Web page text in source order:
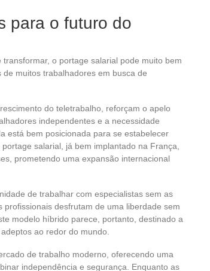
para o futuro do
o portage salarial pode muito bem
muitos trabalhadores em busca de
do teletrabalho, reforçam o apelo
independentes e a necessidade
está bem posicionada para se estabelecer
salarial, já bem implantado na França,
prometendo uma expansão internacional
de trabalhar com especialistas sem as
desfrutam de uma liberdade sem
modelo híbrido parece, portanto, destinado a
ao redor do mundo.
de trabalho moderno, oferecendo uma
independência e segurança. Enquanto as